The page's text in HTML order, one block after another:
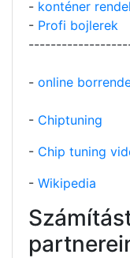
- konténer
- Profi bojlerek
- online
- Chiptuning
- Chip tuning
- Wikipedia